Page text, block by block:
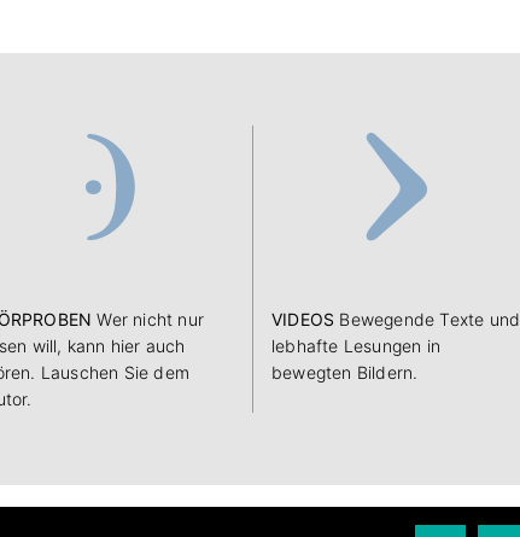
Wer nicht nur
will, kann hier auch
Lauschen Sie dem
VIDEOS Bewegende Texte und
lebhafte Lesungen in
bewegten Bildern.